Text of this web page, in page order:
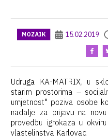
MOZAIK 15.02.2019
Udruga KA-MATRIX, u
starim prostorima –
umjetnost" poziva osobe
nadalje za prijavu na
provedbu igrokaza u
vlastelinstva Karlovac.